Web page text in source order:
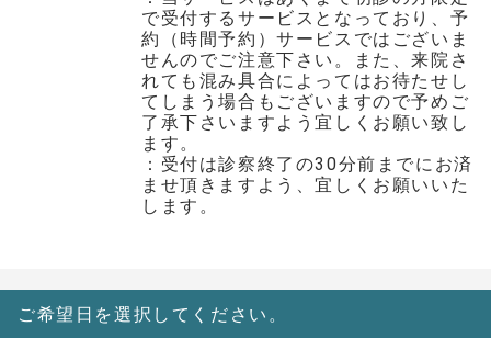
で受付するサービスとなっており、予
約（時間予約）サービスではございま
せんのでご注意下さい。また、来院さ
れても混み具合によってはお待たせし
てしまう場合もございますので予めご
了承下さいますよう宜しくお願い致し
ます。
：受付は診察終了の30分前までにお済
ませ頂きますよう、宜しくお願いいた
します。
ご希望日を選択してください。